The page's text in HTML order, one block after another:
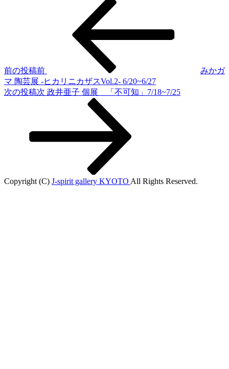
前の投稿前
みかガ
マ 陶芸展 -ヒカリニカザスVol.2- 6/20~6/27
次の投稿次 政井亜子 個展 「不可知」7/18~7/25
Copyright (C) J-spirit gallery KYOTO All Rights Reserved.